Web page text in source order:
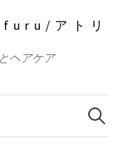
アトリ
ヘアケア